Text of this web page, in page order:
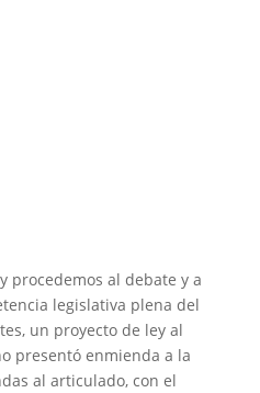
procedemos al debate y a
legislativa plena del
un proyecto de ley al
presentó enmienda a la
al articulado, con el